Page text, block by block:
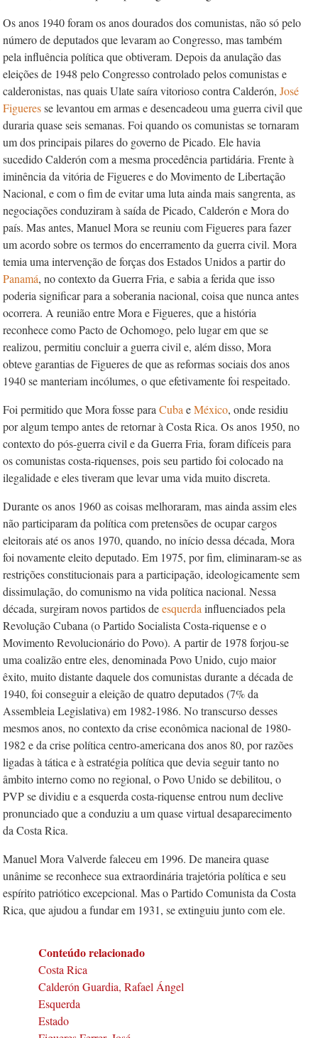
Os anos 1940 foram os anos dourados dos comunistas, não só pelo
número de deputados que levaram ao Congresso, mas também
pela influência política que obtiveram. Depois da anulação das
eleições de 1948 pelo Congresso controlado pelos comunistas e
calderonistas, nas quais Ulate­ saíra vitorioso contra Calderón, José
Figueresse levantou em armas e desencadeou uma guerra civil que
duraria quase seis semanas. Foi quando os comunistas se tornaram
um dos principais pilares do governo de Picado. Ele havia
sucedido Calderón com a mesma procedência partidária. Frente à
iminência da vitória de Figueres e do Movimento de Libertação
Nacional, e com o fim de evitar uma luta ainda mais sangrenta, as
negociações conduziram à saída de Picado, Calderón e Mora do
país. Mas antes, Manuel Mora se reuniu com Figueres para fazer
um acordo sobre os termos do encerramento da guerra civil. Mora
temia uma intervenção de forças dos Estados Unidos a partir do
Panamá, no contexto da Guerra Fria, e sabia a ferida que isso
poderia significar para a soberania nacional, coisa que nunca antes
ocorrera. A reunião entre Mora e Figueres, que a história
reconhece como Pacto de Ochomogo, pelo lugar em que se
realizou, permitiu concluir a guerra civil e, além disso, Mora
obteve garantias de Figueres de que as reformas sociais dos anos
1940 se manteriam incólumes, o que efetivamente foi respeitado.
Foi permitido que Mora fosse para Cuba eMéxico, onde residiu
por algum tempo antes de retornar à Costa Rica. Os anos 1950, no
contexto do pós-guerra civil e da Guerra Fria, foram difíceis para
os comunistas costa-riquenses, pois seu partido foi colocado na
ilegalidade e eles tiveram que levar uma vida muito discreta.
Durante os anos 1960 as coisas melhoraram, mas ainda assim eles
não participaram da política com pretensões de ocupar cargos
eleitorais até os anos 1970, quando, no início dessa década, Mora
foi novamente eleito deputado. Em 1975, por fim, eliminaram-se as
restrições constitucionais para a participação, ideologicamente sem
dissimulação, do comunismo na vida política nacional. Nessa
década, surgiram novos partidos deesquerda influenciados pela
Revolução Cubana (o Partido Socialista Costa-riquense e o
Movimento Revolucionário do Povo). A partir de 1978 forjou-se
uma coalizão entre eles, denominada Povo Unido, cujo maior
êxito, muito distante daquele dos comunistas durante a década de
1940, foi conseguir a eleição de quatro deputados (7% da
Assembleia Legislativa) em 1982-1986. No transcurso desses
mesmos anos, no contexto da crise econômica nacional de 1980-
1982 e da crise política centro-americana dos anos 80, por razões
ligadas à tática e à estratégia política que devia seguir tanto no
âmbito interno como no regional, o Povo Unido se debilitou, o
PVP se dividiu e a esquerda costa-riquense entrou num declive
pronunciado que a conduziu a um quase virtual desaparecimento
da Costa Rica.
Manuel Mora Valverde faleceu em 1996. De maneira quase
unânime se reconhece sua extraordinária trajetória política e seu
espírito patriótico excepcional. Mas o Partido Comunista da Costa
Rica, que ajudou a fundar em 1931, se extinguiu junto com ele.
Conteúdo relacionado
Costa Rica
Calderón Guardia, Rafael Ángel
Esquerda
Estado